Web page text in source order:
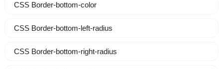
CSS Border-bottom-color
CSS Border-bottom-left-radius
CSS Border-bottom-right-radius